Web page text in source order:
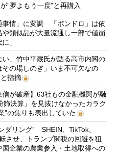
“夢よもう一度”と再購入
事情」に変調 「ボンドロ」は依
類似品が大量流通し一部で値崩
」
い」竹中平蔵氏が語る高市内閣の
の場しのぎ」いま不可欠なの
指摘
信が破産】63社もの金融機関が融
決算」を見抜けなかったカラク
”の焦りも表出していた
ダリング” SHEIN、TikTok、
させ、トランプ関税の回避を狙
企業の農業参入・土地取得への